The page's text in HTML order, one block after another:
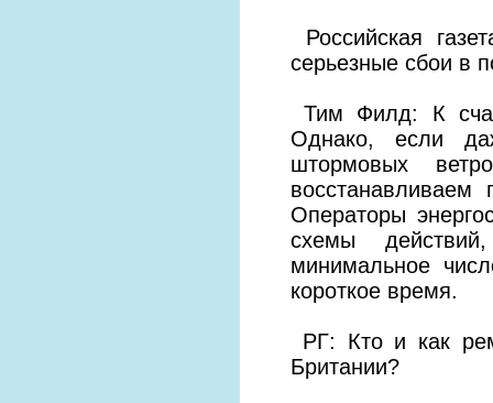
Российская
серьезные сбои в
Тим Филд: К
Однако, если
штормовых
восстанавливаем
Операторы
схемы
минимальное
короткое время.
РГ: Кто и как
Британии?